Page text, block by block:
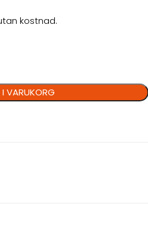
kostnad.
I VARUKORG